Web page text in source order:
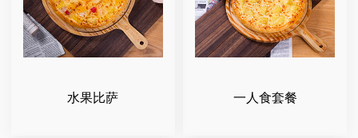
水果比萨 一人食套餐